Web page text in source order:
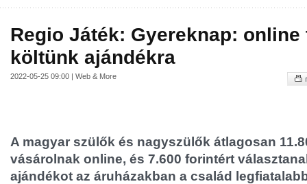
Regio Játék: Gyereknap: online
költünk ajándékra
2022-05-25 09:00 | Web & More
A magyar szülők és nagyszülők átlagosan
vásárolnak online, és 7.600 forintért
ajándékot az áruházakban a család